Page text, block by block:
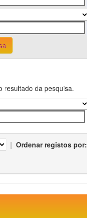
resultado da pesquisa.
| Ordenar registos por: